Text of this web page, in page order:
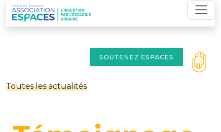
Skip
to
content
SOUTENEZ ESPACES
Toutes les actualités